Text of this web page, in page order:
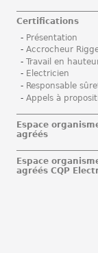
Certifications
Présentation
Accrocheur
Travail en
Electricien
Responsable
Appels à
Espace
agréés
Espace
agréés CQP